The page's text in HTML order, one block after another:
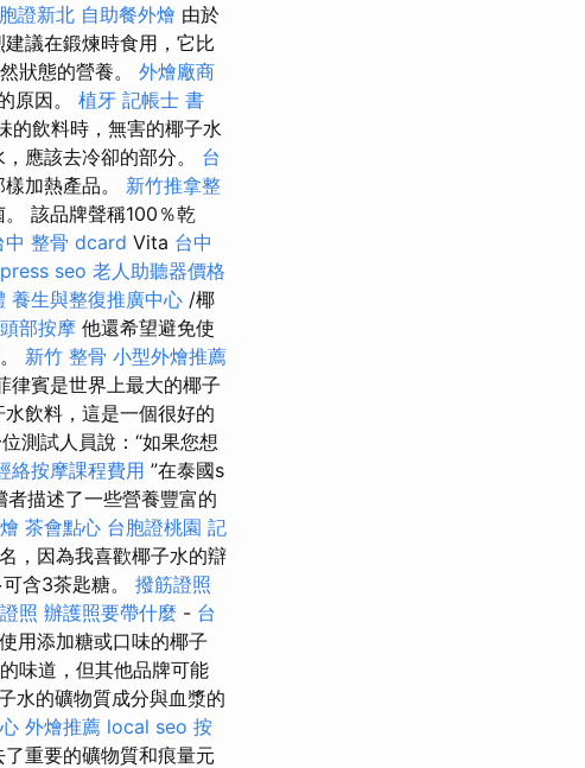
證新北 自助餐外燴 由於
建議在鍛煉時食用，它比
狀態的營養。 外燴廠商
原因。 植牙 記帳士 書
的飲料時，無害的椰子水
應該去冷卻的部分。 台
加熱產品。 新竹推拿整
該品牌聲稱100％乾
中 整骨 dcard Vita 台中
seo 老人助聽器價格
養生與整復推廣中心 /椰
部按摩 他還希望避免使
新竹 整骨 小型外燴推薦
律賓是世界上最大的椰子
飲料，這是一個很好的
測試人員說：“如果您想
絡按摩課程費用 ”在泰國s
描述了一些營養豐富的
茶會點心 台胞證桃園 記
，因為我喜歡椰子水的辯
含3茶匙糖。 撥筋證照
照 辦護照要帶什麼 - 台
用添加糖或口味的椰子
味道，但其他品牌可能
水的礦物質成分與血漿的
外燴推薦 local seo 按
重要的礦物質和痕量元